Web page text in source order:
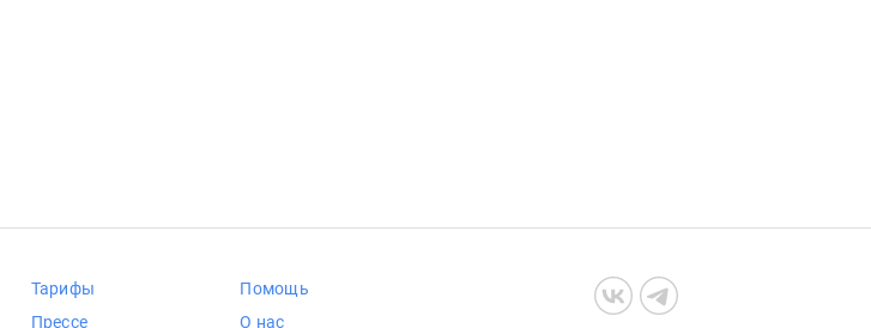
Тарифы
Прессе
Помощь
О нас